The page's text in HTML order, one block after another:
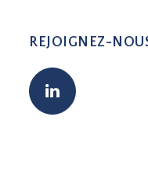
REJOIGNEZ-